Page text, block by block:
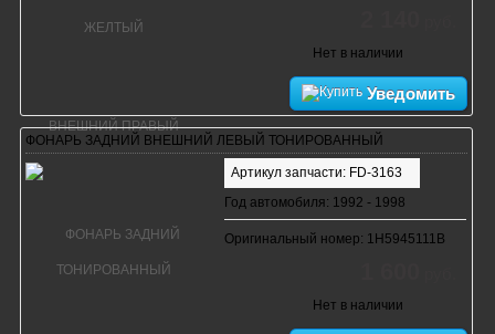
Нет в наличии
Уведомить
ФОНАРЬ ЗАДНИЙ ВНЕШНИЙ ЛЕВЫЙ ТОНИРОВАННЫЙ
Артикул запчасти: FD-3163
Год автомобиля: 1992 - 1998
Оригинальный номер: 1H5945111B
Нет в наличии